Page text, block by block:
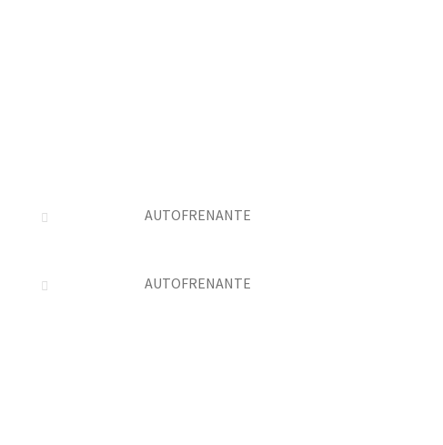
AUTOFRENANTE
AUTOFRENANTE